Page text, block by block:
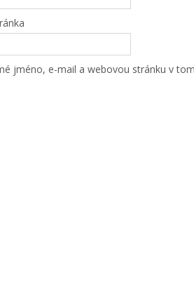
jméno, e-mail a webovou stránku v